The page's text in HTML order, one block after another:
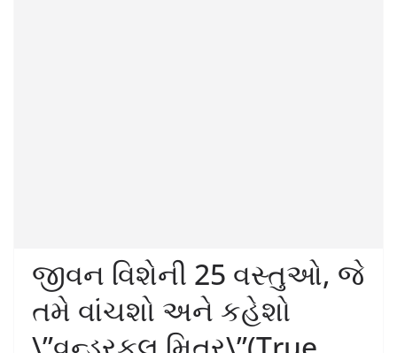
જીવન વિશેની 25 વસ્તુઓ, જે
તમે વાંચશો અને કહેશો